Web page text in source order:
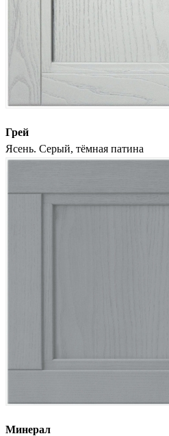
Грей
Ясень. Серый, тёмная патина
Минерал